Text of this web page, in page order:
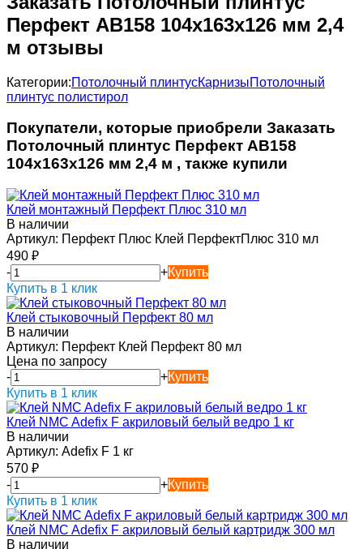
Перфект AB158 104х163х126 мм 2,4
м отзывы
Категории:Потолочный плинтусКарнизыПотолочный
плинтус полистирол
Покупатели, которые приобрели Заказать
Потолочный плинтус Перфект AB158
104х163х126 мм 2,4 м , также купили
Клей монтажный Перфект Плюс 310 мл
В наличии
Артикул: Перфект Плюс Клей ПерфектПлюс 310 мл
490 ₽
-
+Купить
Купить в 1 клик
Клей стыковочный Перфект 80 мл
В наличии
Артикул: Перфект Клей Перфект 80 мл
Цена по запросу
-
+Купить
Купить в 1 клик
Клей NMC Adefix F акриловый белый ведро 1 кг
В наличии
Артикул: Adefix F 1 кг
570 ₽
-
+Купить
Купить в 1 клик
Клей NMC Adefix F акриловый белый картридж 300 мл
В наличии